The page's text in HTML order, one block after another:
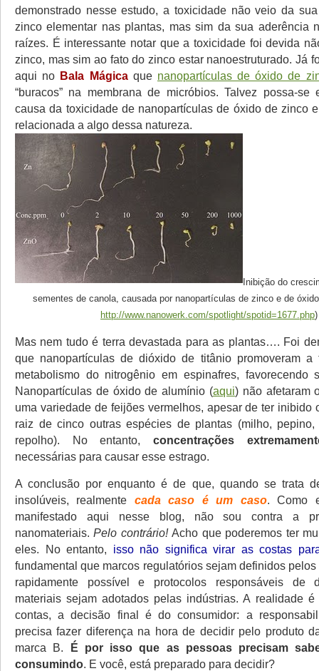
demonstrado nesse estudo, a toxicidade não veio da
zinco elementar nas plantas, mas sim da sua aderência
raízes. É interessante notar que a toxicidade foi devida
zinco, mas sim ao fato do zinco estar nanoestruturado. Já
aqui no Bala Mágicaque nanopartículas de óxido de
“buracos” na membrana de micróbios. Talvez possa-se
causa da toxicidade de nanopartículas de óxido de zinco
relacionada a algo dessa natureza.
Inibição do
sementes de canola, causada por nanopartículas de zinco e de
http://www.nanowerk.com/spotlight/spotid=1677.php)
Mas nem tudo é terra devastada para as plantas…. Foi
que nanopartículas de dióxido de titânio promoveram a
metabolismo do nitrogênio em espinafres, favorecendo
Nanopartículas de óxido de alumínio (aqui) não afetaram
uma variedade de feijões vermelhos, apesar de ter inibido
raiz de cinco outras espécies de plantas (milho,
repolho). No entanto, concentrações
necessárias para causar esse estrago.
A conclusão por enquanto é de que, quando se trata
insolúveis, realmente cada caso é um caso. Como
manifestado aqui nesse blog, não sou contra a
nanomateriais.Pelo contrário!Acho que poderemos ter
eles. No entanto, isso não significa virar as costas
fundamental que marcos regulatórios sejam definidos
rapidamente possível e protocolos responsáveis de
materiais sejam adotados pelas indústrias. A realidade
contas, a decisão final é do consumidor: a
precisa fazer diferença na hora de decidir pelo produto
marca B. É por isso que as pessoas precisam
consumindo. E você, está preparado para decidir?